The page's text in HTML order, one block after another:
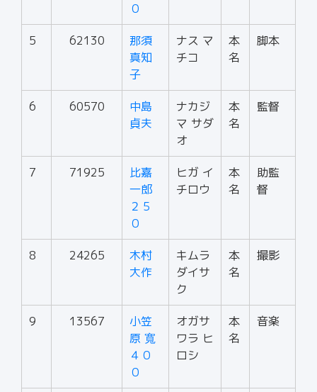
０
5 62130
那須
真知
子
ナス マ
チコ
本
名
脚本
6 60570
中島
貞夫
ナカジ
マ サダ
オ
本
名
監督
7 71925
比嘉
一郎
２５
０
ヒガ イ
チロウ
本
名
助監
督
8 24265
木村
大作
キムラ
ダイサ
ク
本
名
撮影
9 13567
小笠
原 寬
４０
０
オガサ
ワラ ヒ
ロシ
本
名
音楽